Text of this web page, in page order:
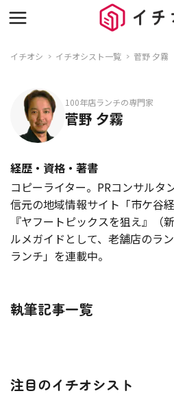
イチオシ イチオシスト一覧 菅野 夕霧
100年店ランチの専門家
菅野 夕霧
経歴・資格・著書
コピーライター。PRコンサルタ
信元の地域情報サイト「市ケ谷
『ヤフートピックスを狙え』（
ルメガイドとして、老舗店のラ
ランチ」を連載中。
執筆記事一覧
注目のイチオシスト